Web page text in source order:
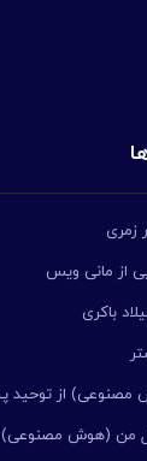
زمری
از مانی ویس
باکری
مصنوعی) از توحید
من (هوش مصنوعی)